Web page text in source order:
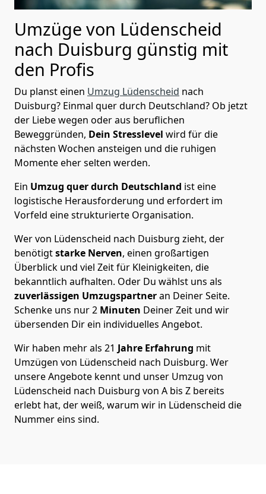
Umzüge von Lüdenscheid
nach Duisburg günstig mit
den Profis
Du planst einen Umzug Lüdenscheid nach
Duisburg? Einmal quer durch Deutschland? Ob jetzt
der Liebe wegen oder aus beruflichen
Beweggründen, Dein Stresslevel wird für die
nächsten Wochen ansteigen und die ruhigen
Momente eher selten werden.
Ein Umzug quer durch Deutschland ist eine
logistische Herausforderung und erfordert im
Vorfeld eine strukturierte Organisation.
Wer von Lüdenscheid nach Duisburg zieht, der
benötigtstarke Nerven, einen großartigen
Überblick und viel Zeit für Kleinigkeiten, die
bekanntlich aufhalten. Oder Du wählst uns als
zuverlässigen Umzugspartneran Deiner Seite.
Schenke uns nur2 Minuten Deiner Zeit und wir
übersenden Dir ein individuelles Angebot.
Wir haben mehr als 21 Jahre Erfahrung mit
Umzügen von Lüdenscheid nach Duisburg. Wer
unsere Angebote kennt und unser Umzug von
Lüdenscheid nach Duisburg von A bis Z bereits
erlebt hat, der weiß, warum wir in Lüdenscheid die
Nummer eins sind.